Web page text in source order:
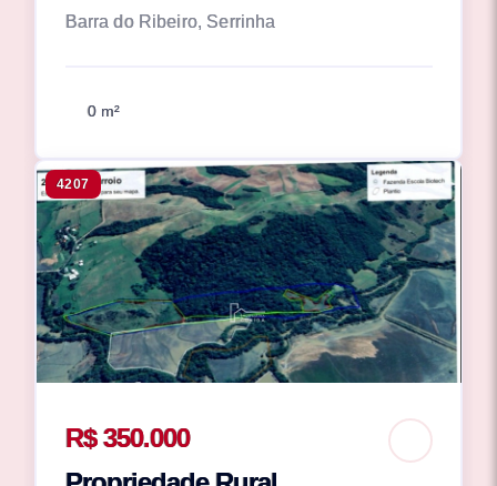
Barra do Ribeiro, Serrinha
0 m²
4207
R$ 350.000